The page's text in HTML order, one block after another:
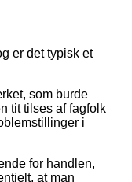
er det typisk et
som burde
tit tilses af fagfolk
i
for handlen,
at man